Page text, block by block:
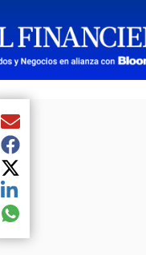
Compartir el artículo actual
Compartir el artículo
Compartir el artículo
Compartir el artículo
Compartir el artículo